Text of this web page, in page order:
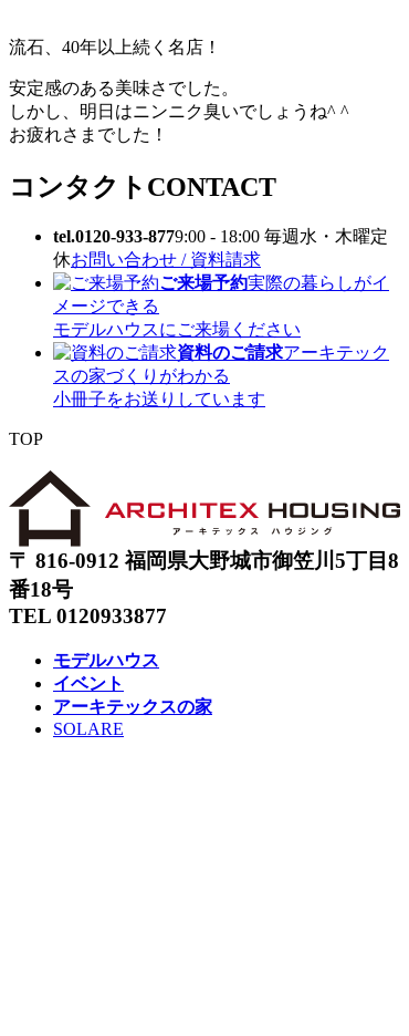
流石、40年以上続く名店！
安定感のある美味さでした。
しかし、明日はニンニク臭いでしょうね^ ^
お疲れさまでした！
コンタクト CONTACT
tel.0120-933-8779:00 - 18:00 毎週水・木曜定
休お問い合わせ / 資料請求
ご来場予約実際の暮らしがイ
メージできる
モデルハウスにご来場ください
資料のご請求アーキテック
スの家づくりがわかる
小冊子をお送りしています
TOP
〒 816-0912 福岡県大野城市御笠川5丁目8
番18号
TEL 0120933877
モデルハウス
イベント
アーキテックスの家
SOLARE